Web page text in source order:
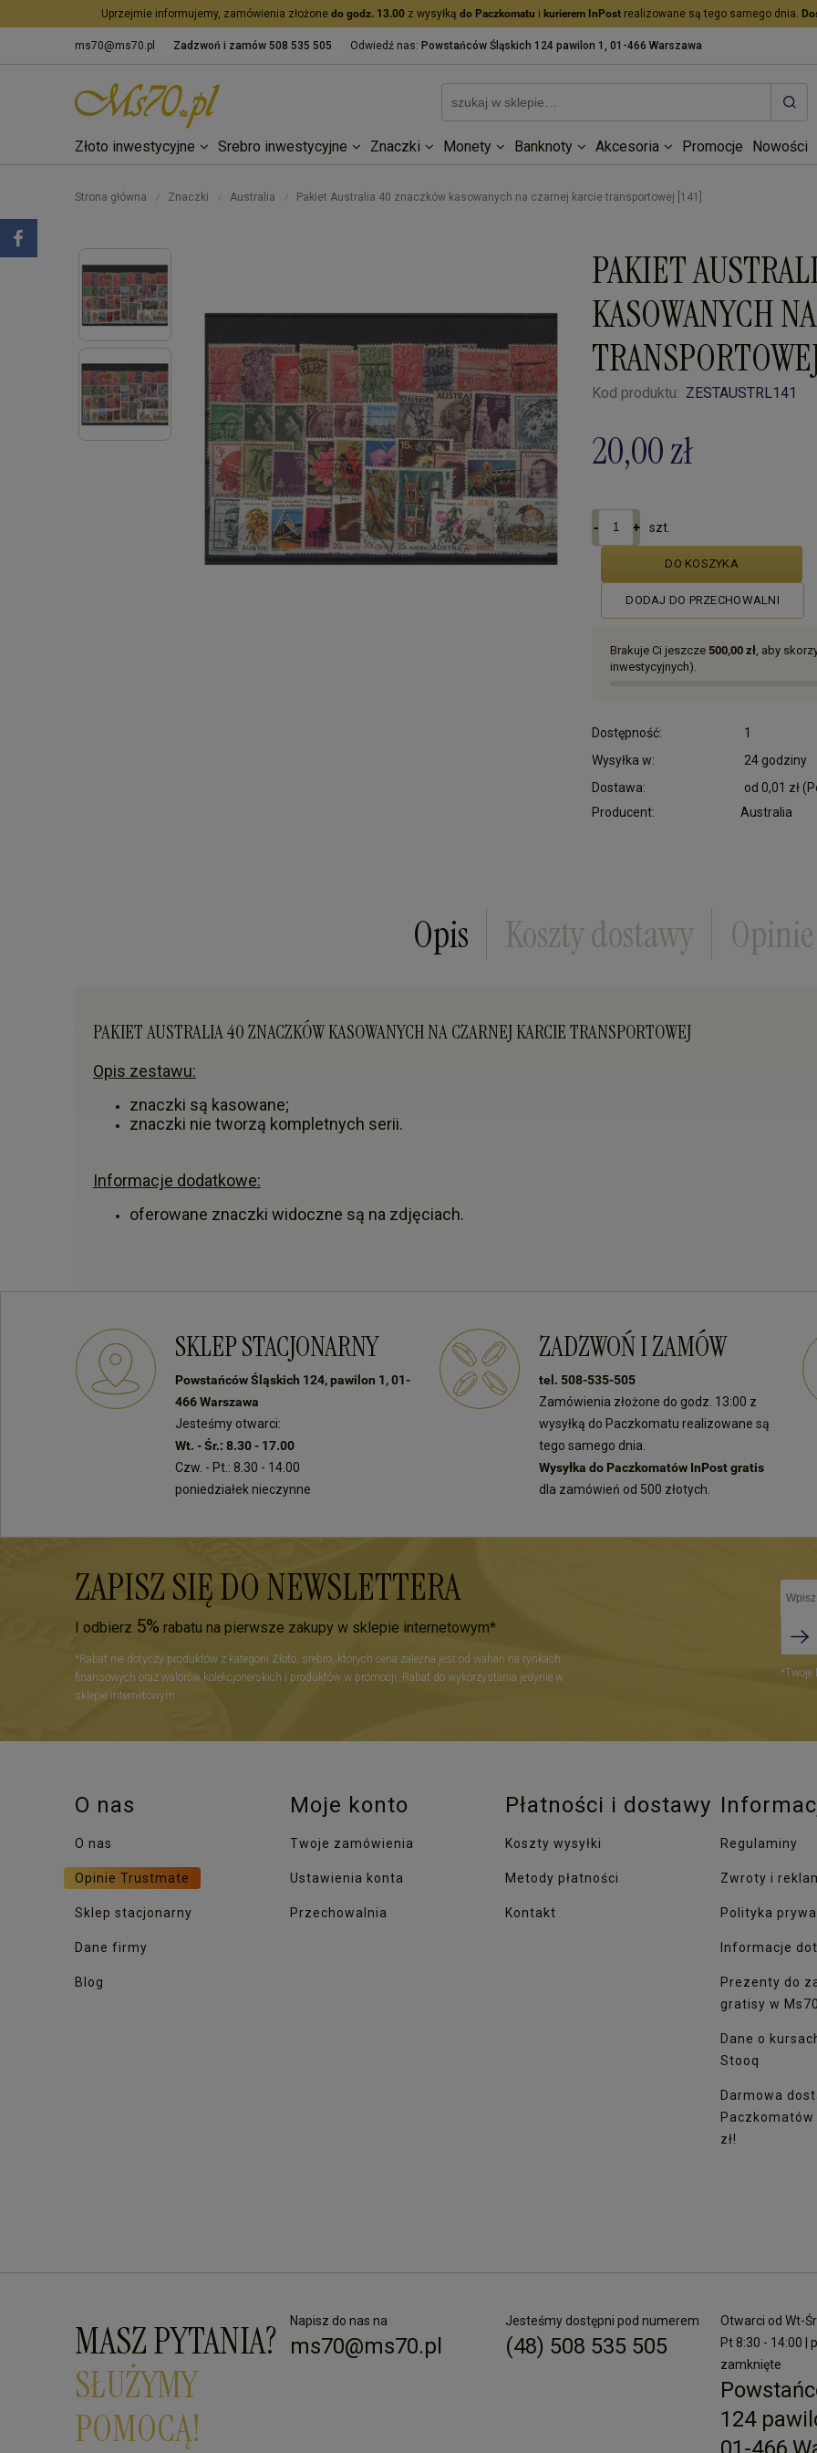
Uprzejmie informujemy, zamówienia złożone do godz. 13.00 z wysyłką do Paczkomatu i kurierem InPost realizowane są tego samego dnia.
ms70@ms70.pl Zadzwoń i zamów 508 535 505 Odwiedź nas: Powstańców Śląskich 124 pawilon 1, 01-466 Warszawa
Złoto inwestycyjne Srebro inwestycyjne Znaczki Monety Banknoty Akcesoria Promocje Nowości
Strona główna / Znaczki / Australia / Pakiet Australia 40 znaczków kasowanych na czarnej karcie transportowej [141]
PAKIET
KASOWANYCH
Kod produktu: ZESTAUSTRL141
20,00 zł
szt.
DO KOSZYKA
DODAJ DO PRZECHOWALNI
Brakuje Ci jeszcze 500,00 zł , aby
inwestycyjnych).
Dostępność:
1
Wysyłka w:
24 godziny
Dostawa:
od 0,01 zł
Producent: Australia
Opis Koszty dostawy Opinie
PAKIET AUSTRALIA 40 ZNACZKÓW KASOWANYCH NA CZARNEJ KARCIE TRANSPORTOWEJ
Opis zestawu:
znaczki są kasowane;
znaczki nie tworzą kompletnych serii.
Informacje dodatkowe:
oferowane znaczki widoczne są na zdjęciach.
SKLEP STACJONARNY
Powstańców Śląskich 124, pawilon 1, 01-
466 Warszawa
Jesteśmy otwarci:
Wt. - Śr.: 8.30 - 17.00
Czw. - Pt.: 8.30 - 14.00
poniedziałek nieczynne
ZADZWOŃ I ZAMÓW
tel. 508-535-505
Zamówienia złożone do godz. 13:00 z
wysyłką do Paczkomatu realizowane są
tego samego dnia.
Wysyłka do Paczkomatów InPost gratis
dla zamówień od 500 złotych.
ZAPISZ SIĘ DO NEWSLETTERA
I odbierz 5% rabatu na pierwsze zakupy w sklepie internetowym*
*Rabat nie dotyczy produktów z kategorii Złoto, srebro, których cena zależna jest od wahań na rynkach
finansowych oraz walorów kolekcjonerskich i produktów w promocji. Rabat do wykorzystania jedynie w
sklepie internetowym.
*Twoje
O nas
O nas
Opinie Trustmate
Sklep stacjonarny
Dane firmy
Blog
Moje konto
Twoje zamówienia
Ustawienia konta
Przechowalnia
Płatności i dostawy
Koszty wysyłki
Metody płatności
Kontakt
Regulaminy
Zwroty i
Polityka
Informacje
Prezenty do
gratisy w
Dane o
Stooq
Darmowa
zł!
MASZ PYTANIA?
SŁUŻYMY
POMOCĄ!
Napisz do nas na
ms70@ms70.pl
Jesteśmy dostępni pod numerem
(48) 508 535 505
Otwarci od Wt-
Pt 8:30 - 14:00 |
zamknięte
124